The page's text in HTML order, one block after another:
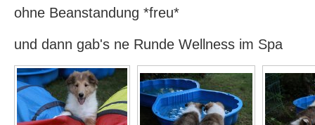
ohne Beanstandung *freu*
und dann gab's ne Runde Wellness im Spa